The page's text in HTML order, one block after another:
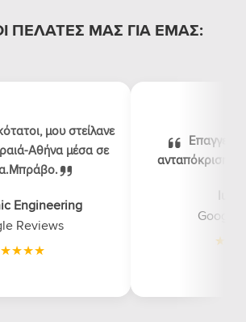
ΠΕΛΑΤΕΣ ΜΑΣ ΓΙΑ ΕΜΑΣ:
μου στείλανε
Αθήνα μέσα σε
Engineering
Reviews
ανταπόκριση,
Google